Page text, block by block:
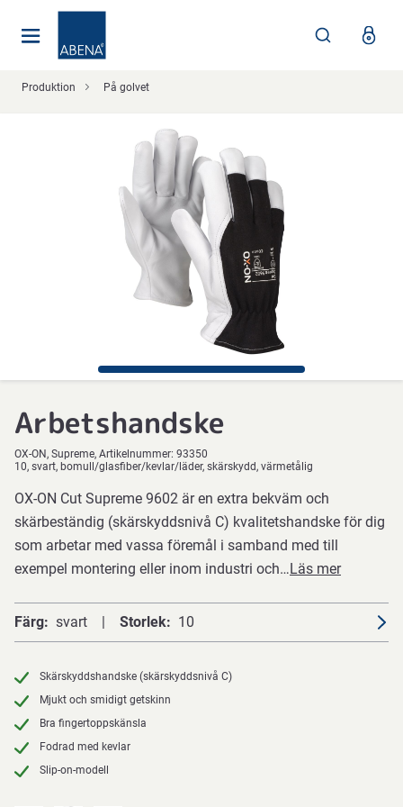
Produktion På golvet
Arbetshandske
OX-ON Supreme Artikelnummer: 93350
10, svart, bomull/glasfiber/kevlar/läder, skärskydd, värmetålig
OX-ON Cut Supreme 9602 är en extra bekväm och
skärbeständig (skärskyddsnivå C) kvalitetshandske för dig
som arbetar med vassa föremål i samband med till
exempel montering eller inom industri och…Läs mer
Färg svart Storlek 10
Skärskyddshandske (skärskyddsnivå C)
Mjukt och smidigt getskinn
Bra fingertoppskänsla
Fodrad med kevlar
Slip-on-modell